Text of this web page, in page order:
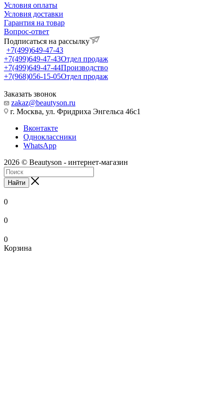
Условия оплаты
Условия доставки
Гарантия на товар
Вопрос-ответ
Подписаться на рассылку
+7(499)649-47-43
+7(499)649-47-43Отдел продаж
+7(499)649-47-44Производство
+7(968)056-15-05Отдел продаж
Заказать звонок
zakaz@beautyson.ru
г. Москва, ул. Фридриха Энгельса 46с1
Вконтакте
Одноклассники
WhatsApp
2026 © Beautyson - интернет-магазин
Найти
0
0
0
Корзина